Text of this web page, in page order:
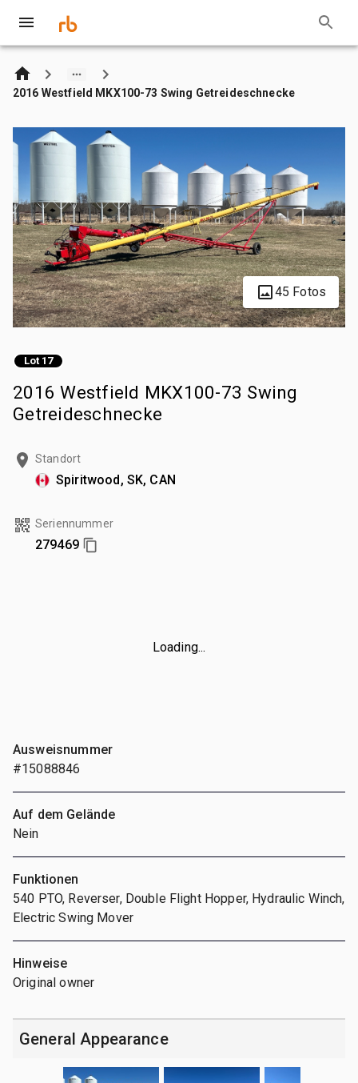
2016 Westfield MKX100-73 Swing Getreideschnecke
45 Fotos
Lot 17
2016 Westfield MKX100-73 Swing
Getreideschnecke
Standort
Spiritwood, SK, CAN
Seriennummer
279469
Loading...
Ausweisnummer
#15088846
Auf dem Gelände
Nein
Funktionen
540 PTO, Reverser, Double Flight Hopper, Hydraulic Winch,
Electric Swing Mover
Hinweise
Original owner
General Appearance